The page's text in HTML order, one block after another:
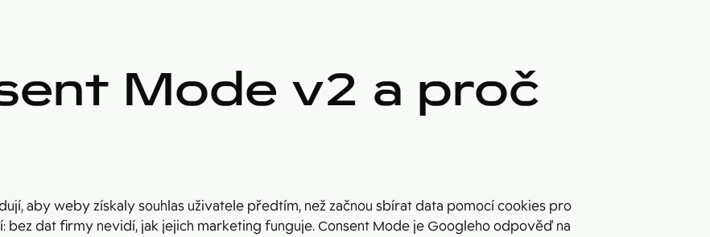
Mode v2 a proč
aby weby získaly souhlas uživatele předtím, než začnou sbírat data pomocí cookies pro
bez dat firmy nevidí, jak jejich marketing funguje. Consent Mode je Googleho odpověď na